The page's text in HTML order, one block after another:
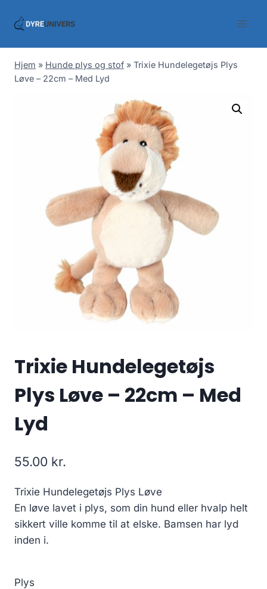
Hjem » Hunde plys og stof » Trixie Hundelegetøjs Plys
Løve – 22cm – Med Lyd
Trixie Hundelegetøjs
Plys Løve – 22cm – Med
Lyd
55.00 kr.
Trixie Hundelegetøjs Plys Løve
En løve lavet i plys, som din hund eller hvalp helt
sikkert ville komme til at elske. Bamsen har lyd
inden i.
Plys